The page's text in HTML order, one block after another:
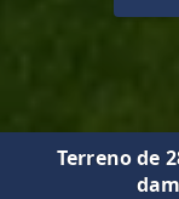
Terreno de